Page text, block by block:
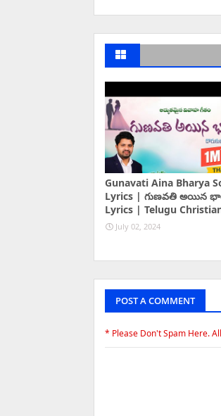
Gunavati Aina Bharya
Lyrics | గుణవతి అయిన
Lyrics | Telugu
July 02, 2024
POST A COMMENT
* Please Don't Spam Here.